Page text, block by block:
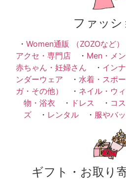
ファッシ
・ Women通販 （ZOZOなど）
アクセ・専門店 ・ Men・メ
赤ちゃん・妊婦さん ・ イン
ンダーウェア ・ 水着・スポ
ガ・その他）
・ ネイル・ウ
物・浴衣 ・ ドレス ・ コ
ズ ・ レンタル ・ 服やバ
ギフト・お取り